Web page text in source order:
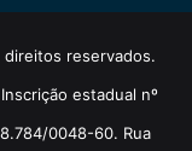
reservados.
estadual nº
0048-60. Rua